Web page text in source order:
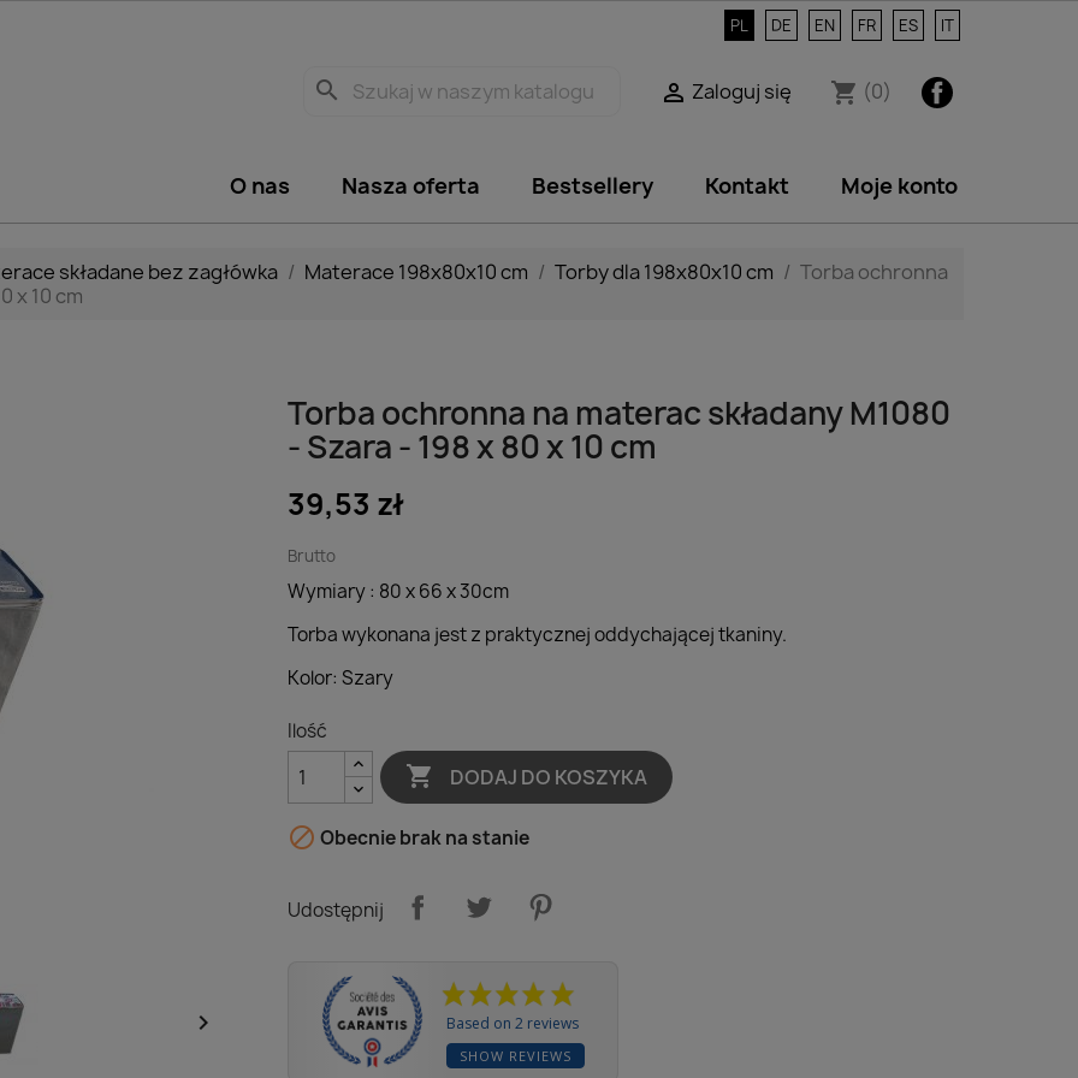
PL DE EN FR ES IT
Facebook
shopping_cart (0)
 Zaloguj się
search
O nas Nasza oferta Bestsellery Kontakt Moje konto
składane bez zagłówka Materace 198x80x10 cm Torby dla 198x80x10 cm
Torba ochronna
x 10 cm

Torba ochronna na materac składany M1080
- Szara - 198 x 80 x 10 cm
39,53 zł
Brutto
Wymiary : 80 x 66 x 30cm
Torba wykonana jest z praktycznej oddychającej tkaniny.
Kolor: Szary
Ilość
 DODAJ DO KOSZYKA
 Obecnie brak na stanie
Udostępnij
Based on 2 reviews
SHOW REVIEWS